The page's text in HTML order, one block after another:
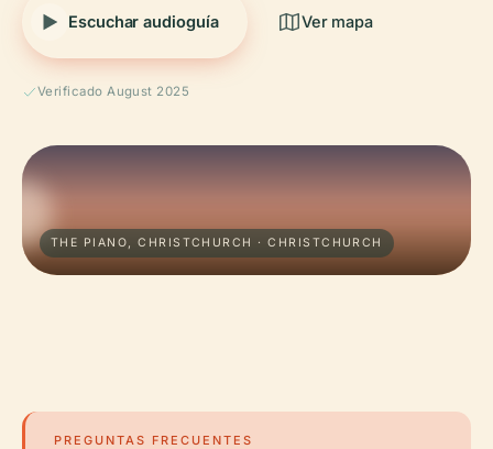
Escuchar audioguía Ver mapa
Verificado August 2025
THE PIANO, CHRISTCHURCH · CHRISTCHURCH
PREGUNTAS FRECUENTES